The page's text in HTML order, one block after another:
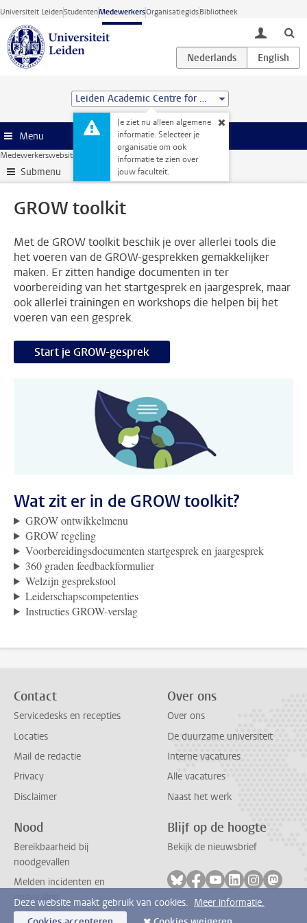
Ga direct naar de inhoud
Universiteit LeidenStudentenMedewerkersOrganisatiegidsBibliotheek
toggle
Leiden Academic Centre for Drug Research (LACDR)
Je ziet nu alleen algemene
informatie. Selecteer je
organisatie om ook
informatie te zien over
jouw faculteit.
Menu
Medewerkerswebsite GROW GROW toolkit
Submenu
GROW toolkit
Met de GROW toolkit beschik je over allerlei tools die
het voeren van de GROW-gesprekken gemakkelijker
maken. Er zitten handige documenten in ter
voorbereiding van het startgesprek en jaargesprek, maar
ook allerlei trainingen en workshops die helpen bij het
voeren van een gesprek.
Start je GROW-gesprek
Wat zit er in de GROW toolkit?
GROW ontwikkelmenu
GROW regeling
Voorbereidingsdocumenten startgesprek en jaargesprek
360 graden feedbackformulier
Welzijn gesprekstool
Leiderschapscompetenties
Instructies GROW-verslag
Contact
Servicedesks en recepties
Locaties
Mail de redactie
Privacy
Disclaimer
Over ons
Over ons
De duurzame universiteit
Interne vacatures
Alle vacatures
Naast het werk
Nood
Bereikbaarheid bij
noodgevallen
Melden incidenten en
ongevallen
Blijf op de hoogte
Bekijk de nieuwsbrief
Volg ons op bluesky
Volg ons op facebook
Volg ons op
Volg ons op
Volg ons
Volg
Deze website maakt gebruik van cookies. Meer informatie.